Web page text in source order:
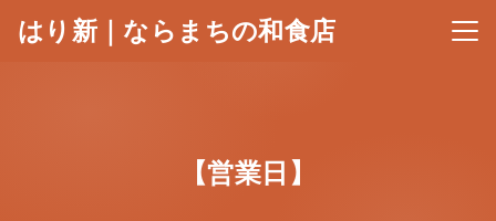
はり新｜ならまちの和食店 メニ
【営業日】